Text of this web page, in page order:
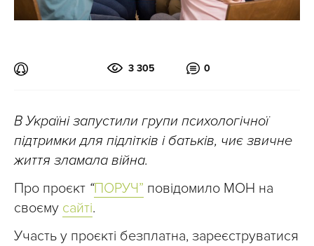
3 305 0
В Україні запустили групи психологічної
підтримки для підлітків і батьків, чиє звичне
життя зламала війна.
Про проєкт “ПОРУЧ” повідомило МОН на
своєму сайті.
Участь у проєкті безплатна, зареєструватися